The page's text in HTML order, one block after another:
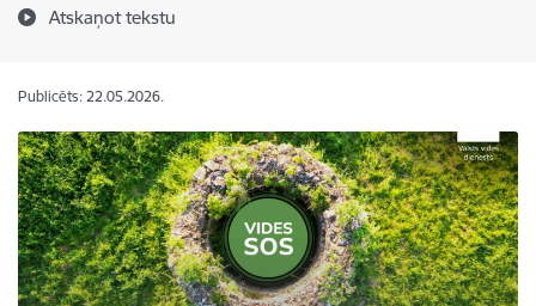
Atskaņot tekstu
Publicēts: 22.05.2026.